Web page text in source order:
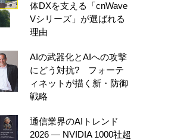
体DXを支える「cnWave
Vシリーズ」が選ばれる
理由
AIの武器化とAIへの攻撃
にどう対抗? フォーテ
ィネットが描く新・防御
戦略
通信業界のAIトレンド
2026 ― NVIDIA 1000社超